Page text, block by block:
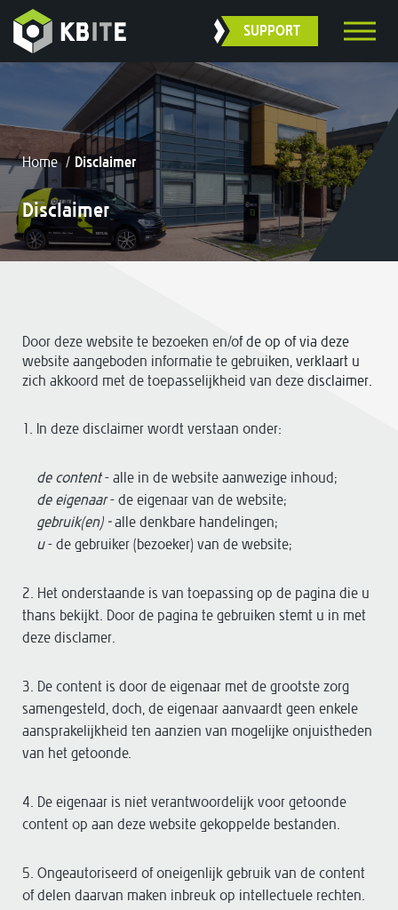
SUPPORT
Home / Disclaimer
Disclaimer
Door deze website te bezoeken en/of de op of via deze
website aangeboden informatie te gebruiken, verklaart u
zich akkoord met de toepasselijkheid van deze disclaimer.
1. In deze disclaimer wordt verstaan onder:
de content- alle in de website aanwezige inhoud;
de eigenaar- de eigenaar van de website;
gebruik(en) -alle denkbare handelingen;
u- de gebruiker (bezoeker) van de website;
2. Het onderstaande is van toepassing op de pagina die u
thans bekijkt. Door de pagina te gebruiken stemt u in met
deze disclamer.
3. De content is door de eigenaar met de grootste zorg
samengesteld, doch, de eigenaar aanvaardt geen enkele
aansprakelijkheid ten aanzien van mogelijke onjuistheden
van het getoonde.
4. De eigenaar is niet verantwoordelijk voor getoonde
content op aan deze website gekoppelde bestanden.
5. Ongeautoriseerd of oneigenlijk gebruik van de content
of delen daarvan maken inbreuk op intellectuele rechten.